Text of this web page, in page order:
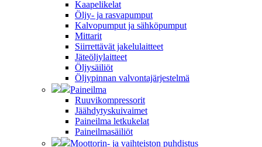
Kaapelikelat
Öljy- ja rasvapumput
Kalvopumput ja sähköpumput
Mittarit
Siirrettävät jakelulaitteet
Jäteöljylaitteet
Öljysäiliöt
Öljypinnan valvontajärjestelmä
Paineilma
Ruuvikompressorit
Jäähdytyskuivaimet
Paineilma letkukelat
Paineilmasäiliöt
Moottorin- ja vaihteiston puhdistus